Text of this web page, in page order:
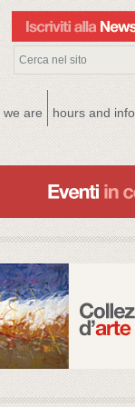
we are hours and